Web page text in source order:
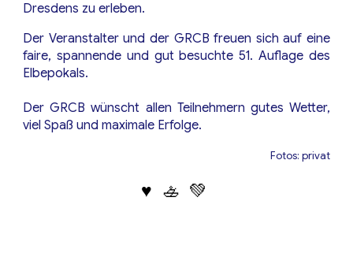
Dresdens zu erleben.
Der Veranstalter und der GRCB freuen sich auf eine
faire, spannende und gut besuchte 51. Auflage des
Elbepokals.
Der GRCB wünscht allen Teilnehmern gutes Wetter,
viel Spaß und maximale Erfolge.
Fotos: privat
♥️ 🚣 💚